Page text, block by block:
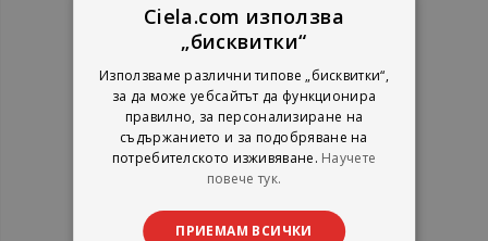
Ciela.com използва
„бисквитки“
Използваме различни типове „бисквитки“,
за да може уебсайтът да функционира
правилно, за персонализиране на
съдържанието и за подобряване на
потребителското изживяване. Научете
повече тук.
ПРИЕМАМ ВСИЧКИ